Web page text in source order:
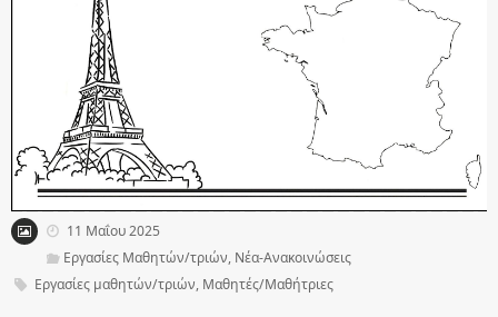
11 Μαΐου 2025
Εργασίες Μαθητών/τριών, Νέα-Ανακοινώσεις
Εργασίες μαθητών/τριών, Μαθητές/Μαθήτριες